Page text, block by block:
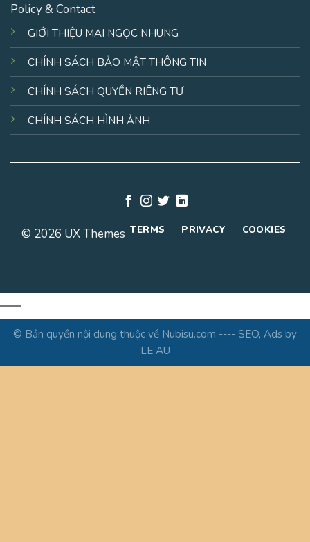
Policy & Contact
GIỚI THIỆU MAI NGỌC NHUNG
CHÍNH SÁCH BẢO MẬT THÔNG TIN
CHÍNH SÁCH QUYỀN RIÊNG TƯ
CHÍNH SÁCH HÌNH ẢNH
© 2026 UX Themes TERMS PRIVACY COOKIES
© Bản quyền nội dung thuộc về Nubisu.com ---- SEO, Ads by
LE AU